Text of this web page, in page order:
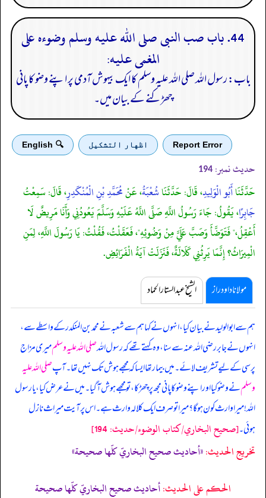
44. باب صب النبى صلى الله عليه وسلم وضوءه على
المغمى عليه:
باب: رسول اللہ صلی اللہ علیہ وسلم کا ایک بیہوش آدمی پر اپنے وضو کا پانی
چھڑکنے کے بیان میں۔
Report Error اظهار التشكيل 🔍 English
حدیث نمبر: 194
حَدَّثَنَاأَبُو الْوَلِيدِ، قَالَ: حَدَّثَنَاشُعْبَةُ، عَنْمُحَمَّدِ بْنِ الْمُنْكَدِرِ، قَالَ: سَمِعْتُ
جَابِرًا، يَقُولُ: جَاءَ رَسُولُ اللَّهِ صَلَّى اللَّهُ عَلَيْهِ وَسَلَّمَ يَعُودُنِي وَأَنَا مَرِيضٌ لَا
أَعْقِلُ،" فَتَوَضَّأَ وَصَبَّ عَلَيَّ مِنْ وَضُوئِهِ"، فَعَقَلْتُ، فَقُلْتُ: يَا رَسُولَ اللَّهِ، لِمَنِ
الْمِيرَاثُ؟ إِنَّمَا يَرِثُنِي كَلَالَةٌ، فَنَزَلَتْ آيَةُ الْفَرَائِضِ.
مولانا داود راز الشیخ عبدالستار الحماد
ہم سے ابوالولید نے بیان کیا، انہوں نے کہا ہم سے شعبہ نے محمد بن المنکدر کے واسطے سے،
انہوں نے جابر رضی اللہ عنہ سے سنا، وہ کہتے تھے کہرسول اللہصلی اللہ علیہ وسلممیری مزاج
پرسی کے لیے تشریف لائے۔ میں بیمار تھا ایسا کہ مجھے ہوش تک نہیں تھا۔ آپصلی اللہ علیہ
وسلمنے وضو کیا اور اپنے وضو کا پانی مجھ پر چھڑکا، تو مجھے ہوش آ گیا۔ میں نے عرض کیا، یا رسول
اللہ! میرا وارث کون ہو گا؟ میرا تو صرف ایک کلالہ وارث ہے۔ اس پر آیت میراث نازل
ہوئی۔[صحيح البخاري/كتاب الوضوء/حدیث: 194]
تخریج الحدیث:«أحاديث صحيح البخاريّ كلّها صحيحة»
الحكم على الحديث:أحاديث صحيح البخاريّ كلّها صحيحة